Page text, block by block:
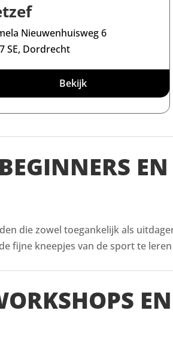
Nieuwenhuisweg 6
SE, Dordrecht
Bekijk
die zowel toegankelijk als
fijne kneepjes van de sport te